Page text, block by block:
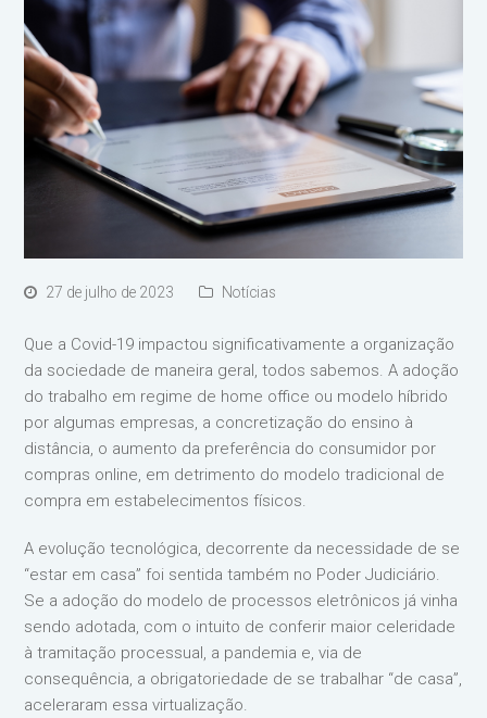
27 de julho de 2023 Notícias
Que a Covid-19 impactou significativamente a organização
da sociedade de maneira geral, todos sabemos. A adoção
do trabalho em regime de home office ou modelo híbrido
por algumas empresas, a concretização do ensino à
distância, o aumento da preferência do consumidor por
compras online, em detrimento do modelo tradicional de
compra em estabelecimentos físicos.
A evolução tecnológica, decorrente da necessidade de se
“estar em casa” foi sentida também no Poder Judiciário.
Se a adoção do modelo de processos eletrônicos já vinha
sendo adotada, com o intuito de conferir maior celeridade
à tramitação processual, a pandemia e, via de
consequência, a obrigatoriedade de se trabalhar “de casa”,
aceleraram essa virtualização.